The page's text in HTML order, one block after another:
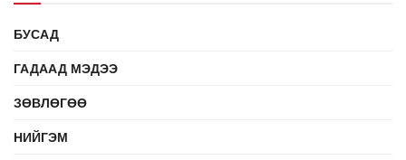
БУСАД
ГАДААД МЭДЭЭ
ЗӨВЛӨГӨӨ
НИЙГЭМ